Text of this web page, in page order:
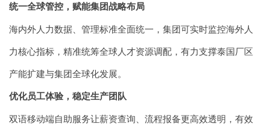
统一全球管控，赋能集团战略布局
海内外人力数据、管理标准全面统一，集团可实时监控海外人
力核心指标，精准统筹全球人才资源调配，有力支撑泰国厂区
产能扩建与集团全球化发展。
优化员工体验，稳定生产团队
双语移动端自助服务让薪资查询、流程报备更高效透明，有效